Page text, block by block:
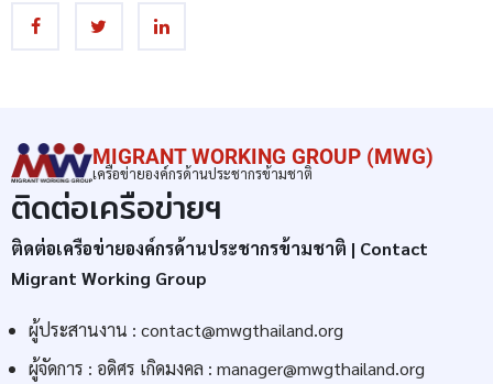
MIGRANT WORKING GROUP (MWG)
เครือข่ายองค์กรด้านประชากรข้ามชาติ
ติดต่อเครือข่ายฯ
ติดต่อเครือข่ายองค์กรด้านประชากรข้ามชาติ | Contact
Migrant Working Group
ผู้ประสานงาน : contact@mwgthailand.org
ผู้จัดการ : อดิศร เกิดมงคล : manager@mwgthailand.org